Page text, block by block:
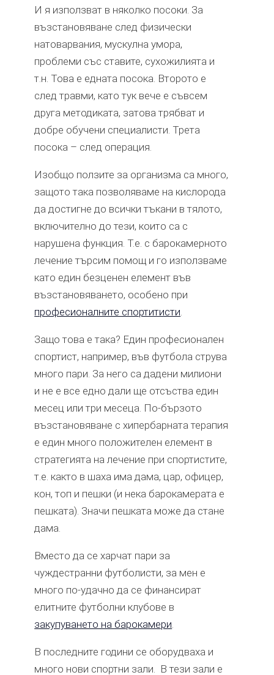
И я използват в няколко посоки. За
възстановяване след физически
натоварвания, мускулна умора,
проблеми със ставите, сухожилията и
т.н. Това е едната посока. Второто е
след травми, като тук вече е съвсем
друга методиката, затова трябват и
добре обучени специалисти. Трета
посока – след операция.
Изобщо ползите за организма са много,
защото така позволяваме на кислорода
да достигне до всички тъкани в тялото,
включително до тези, които са с
нарушена функция. Т.е. с барокамерното
лечение търсим помощ и го използваме
като един безценен елемент във
възстановяването, особено при
професионалните спортитисти.
Защо това е така? Един професионален
спортист, например, във футбола струва
много пари. За него са дадени милиони
и не е все едно дали ще отсъства един
месец или три месеца. По-бързото
възстановяване с хипербарната терапия
е един много положителен елемент в
стратегията на лечение при спортистите,
т.е. както в шаха има дама, цар, офицер,
кон, топ и пешки (и нека барокамерата е
пешката). Значи пешката може да стане
дама.
Вместо да се харчат пари за
чуждестранни футболисти, за мен е
много по-удачно да се финансират
елитните футболни клубове в
закупуването на барокамери.
В последните години се оборудваха и
много нови спортни зали. В тези зали е